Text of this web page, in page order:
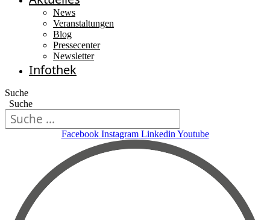
News
Veranstaltungen
Blog
Pressecenter
Newsletter
Infothek
Suche
Suche
Facebook Instagram Linkedin Youtube